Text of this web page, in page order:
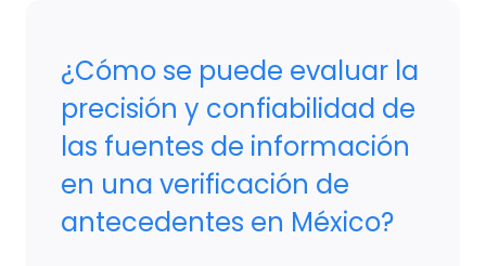
¿Cómo se puede evaluar la
precisión y confiabilidad de
las fuentes de información
en una verificación de
antecedentes en México?